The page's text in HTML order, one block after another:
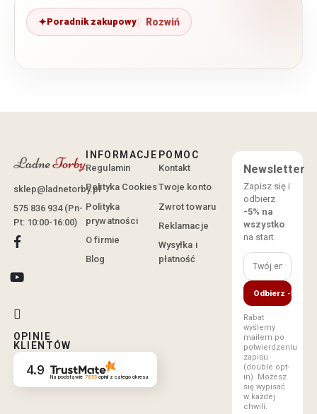
Poradnik zakupowy
sklep@ladnetorby.pl
575 836 934 (Pn-
Pt: 10:00-16:00)
OPINIE
KLIENTÓW
4.9 Na podstawie 7855opinii z całego okresu
INFORMACJE
Regulamin
Polityka Cookies
Polityka
prywatności
O firmie
Blog
POMOC
Kontakt
Twoje konto
Zwrot towaru
Reklamacje
Wysyłka i
płatność
Newsletter
Zapisz się i
odbierz
-5% na
wszystko
na start.
Odbierz -5%
Rabat
wyślemy
mailem po
potwierdzeniu
zapisu
(double opt-
in). Możesz
się wypisać
w każdej
chwili.